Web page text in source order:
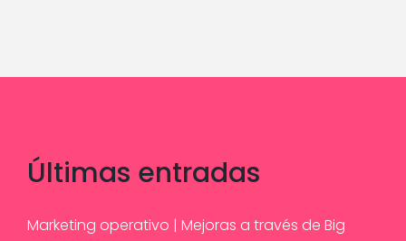
Últimas entradas
Marketing operativo | Mejoras a través de Big